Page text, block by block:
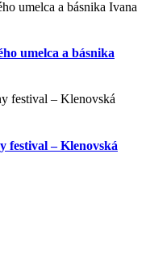
umelca a básnika
festival – Klenovská